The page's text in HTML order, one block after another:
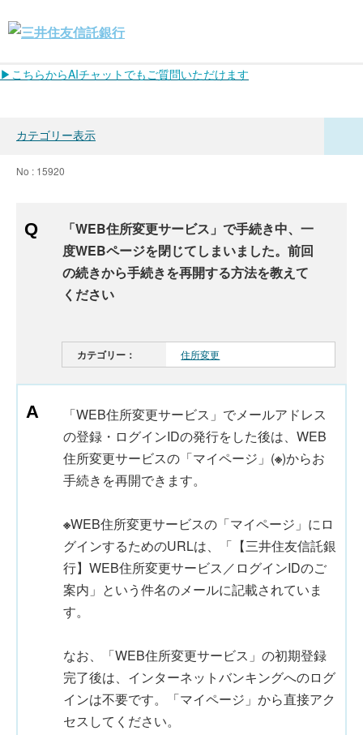
▶こちらからAIチャットでもご質問いただけます
カテゴリー表示
No : 15920
「WEB住所変更サービス」で手続き中、一
度WEBページを閉じてしまいました。前回
の続きから手続きを再開する方法を教えて
ください
カテゴリー： 住所変更
「WEB住所変更サービス」でメールアドレス
の登録・ログインIDの発行をした後は、WEB
住所変更サービスの「マイページ」(※)からお
手続きを再開できます。
※WEB住所変更サービスの「マイページ」にロ
グインするためのURLは、「【三井住友信託銀
行】WEB住所変更サービス／ログインIDのご
案内」という件名のメールに記載されていま
す。
なお、「WEB住所変更サービス」の初期登録
完了後は、インターネットバンキングへのログ
インは不要です。「マイページ」から直接アク
セスしてください。